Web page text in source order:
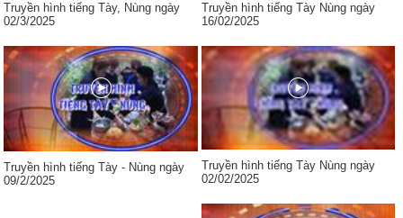
Truyền hình tiếng Tày, Nùng ngày
02/3/2025
Truyền hình tiếng Tày Nùng ngày
16/02/2025
Truyền hình tiếng Tày - Nùng ngày
09/2/2025
Truyền hình tiếng Tày Nùng ngày
02/02/2025